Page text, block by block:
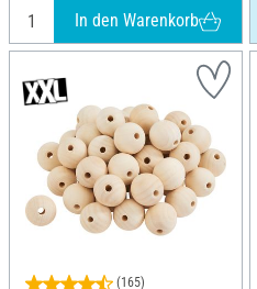
In den Warenkorb
(165)